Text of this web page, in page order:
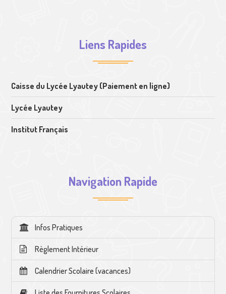
Liens Rapides
Caisse du Lycée Lyautey (Paiement en ligne)
Lycée Lyautey
Institut Français
Navigation Rapide
Infos Pratiques
Règlement Intérieur
Calendrier Scolaire (vacances)